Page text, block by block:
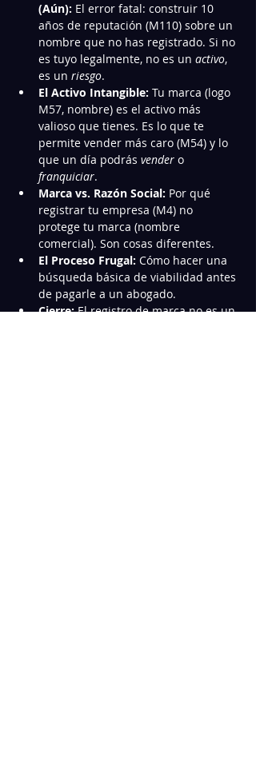
(Aún): El error fatal: construir 10
años de reputación (M110) sobre un
nombre que no has registrado. Si no
es tuyo legalmente, no es un activo,
es un riesgo.
El Activo Intangible: Tu marca (logo
M57, nombre) es el activo más
valioso que tienes. Es lo que te
permite vender más caro (M54) y lo
que un día podrás vender o
franquiciar.
Marca vs. Razón Social: Por qué
registrar tu empresa (M4) no
protege tu marca (nombre
comercial). Son cosas diferentes.
El Proceso Frugal: Cómo hacer una
búsqueda básica de viabilidad antes
de pagarle a un abogado.
Cierre: El registro de marca no es un